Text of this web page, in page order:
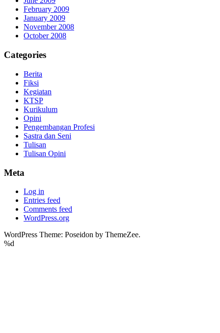
February 2009
January 2009
November 2008
October 2008
Categories
Berita
Fiksi
Kegiatan
KTSP
Kurikulum
Opini
Pengembangan Profesi
Sastra dan Seni
Tulisan
Tulisan Opini
Meta
Log in
Entries feed
Comments feed
WordPress.org
WordPress Theme: Poseidon by ThemeZee.
%d